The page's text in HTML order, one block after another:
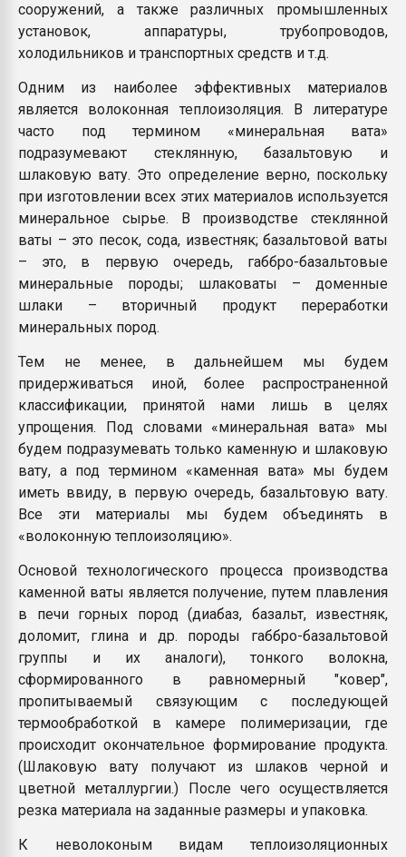
сооружений, а также различных промышленных
установок, аппаратуры, трубопроводов,
холодильников и транспортных средств и т.д.
Одним из наиболее эффективных материалов
является волоконная теплоизоляция. В литературе
часто под термином «минеральная вата»
подразумевают стеклянную, базальтовую и
шлаковую вату. Это определение верно, поскольку
при изготовлении всех этих материалов используется
минеральное сырье. В производстве стеклянной
ваты – это песок, сода, известняк; базальтовой ваты
– это, в первую очередь, габбро-базальтовые
минеральные породы; шлаковаты – доменные
шлаки – вторичный продукт переработки
минеральных пород.
Тем не менее, в дальнейшем мы будем
придерживаться иной, более распространенной
классификации, принятой нами лишь в целях
упрощения. Под словами «минеральная вата» мы
будем подразумевать только каменную и шлаковую
вату, а под термином «каменная вата» мы будем
иметь ввиду, в первую очередь, базальтовую вату.
Все эти материалы мы будем объединять в
«волоконную теплоизоляцию».
Основой технологического процесса производства
каменной ваты является получение, путем плавления
в печи горных пород (диабаз, базальт, известняк,
доломит, глина и др. породы габбро-базальтовой
группы и их аналоги), тонкого волокна,
сформированного в равномерный "ковер",
пропитываемый связующим с последующей
термообработкой в камере полимеризации, где
происходит окончательное формирование продукта.
(Шлаковую вату получают из шлаков черной и
цветной металлургии.) После чего осуществляется
резка материала на заданные размеры и упаковка.
К неволоконым видам теплоизоляционных